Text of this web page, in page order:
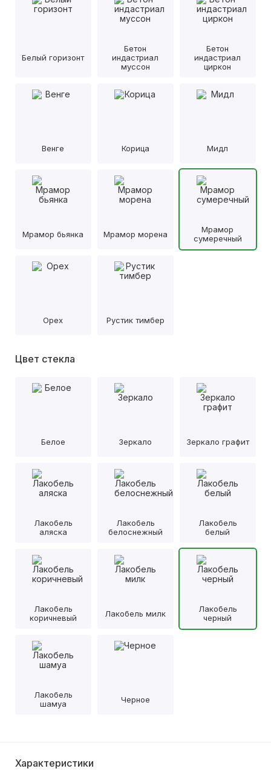
Белый горизонт
Бетон
индастриал
муссон
Бетон
индастриал
циркон
Венге Корица Мидл
Мрамор бьянка Мрамор морена
Мрамор
сумеречный
Орех Рустик тимбер
Цвет стекла
Белое Зеркало Зеркало графит
Лакобель
аляска
Лакобель
белоснежный
Лакобель
белый
Лакобель
коричневый
Лакобель милк
Лакобель
черный
Лакобель
шамуа
Черное
Характеристики